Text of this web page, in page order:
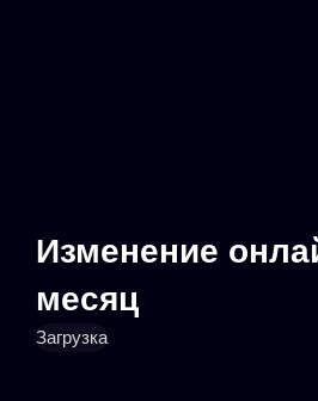
Изменение
месяц
Загрузка